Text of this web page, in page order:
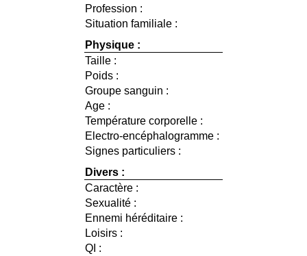
Profession :
Situation familiale :
Physique :
Taille :
Poids :
Groupe sanguin :
Age :
Température corporelle :
Electro-encéphalogramme :
Signes particuliers :
Divers :
Caractère :
Sexualité :
Ennemi héréditaire :
Loisirs :
QI :